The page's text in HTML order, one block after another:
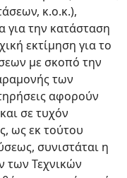
κ.ο.κ.),
για την κατάσταση
εκτίμηση για το
με σκοπό την
των
αφορούν
σε τυχόν
ως εκ τούτου
συνιστάται η
των Τεχνικών